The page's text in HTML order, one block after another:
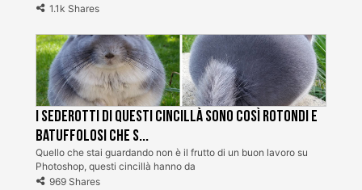
1.1k Shares
I sederotti di questi cincillà sono così rotondi e
batuffolosi che s...
Quello che stai guardando non è il frutto di un buon lavoro su
Photoshop, questi cincillà hanno da
969 Shares